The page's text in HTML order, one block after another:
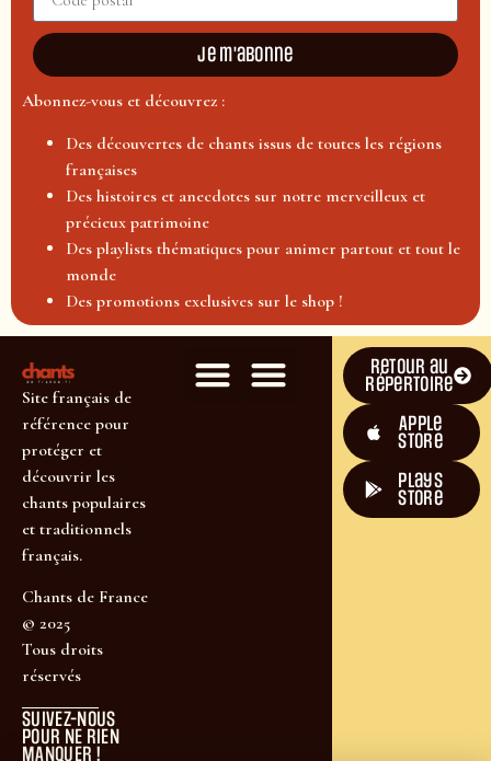
Je m'abonne
Abonnez-vous et découvrez :
Des découvertes de chants issus de toutes les régions
françaises
Des histoires et anecdotes sur notre merveilleux et
précieux patrimoine
Des playlists thématiques pour animer partout et tout le
monde
Des promotions exclusives sur le shop !
Site français de
référence pour
protéger et
découvrir les
chants populaires
et traditionnels
français.
Chants de France
© 2025
Tous droits
réservés
SUIVEZ-NOUS
POUR NE RIEN
MANQUER !
Retour au
répertoire
Apple
Store
plays
store